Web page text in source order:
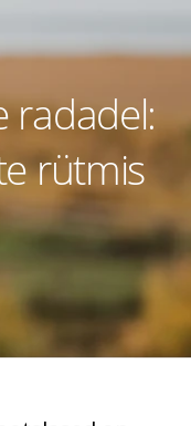
radadel:
rütmis